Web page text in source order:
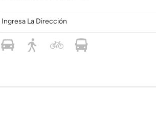
Ingresa La Dirección